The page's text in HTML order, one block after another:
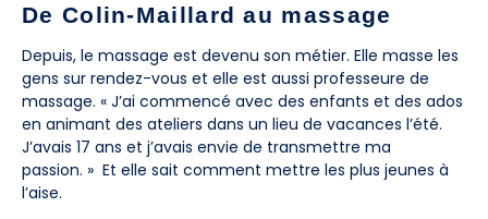
De Colin-Maillard au massage
Depuis, le massage est devenu son métier. Elle masse les
gens sur rendez-vous et elle est aussi professeure de
massage. « J’ai commencé avec des enfants et des ados
en animant des ateliers dans un lieu de vacances l’été.
J’avais 17 ans et j’avais envie de transmettre ma
passion. » Et elle sait comment mettre les plus jeunes à
l’aise.